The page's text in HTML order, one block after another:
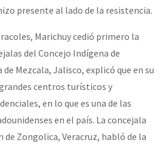
presente al lado de la resistencia.
Marichuy cedió primero la
del Concejo Indígena de
Mezcala, Jalisco, explicó que en su
centros turísticos y
en lo que es una de las
en el país. La concejala
de Zongolica, Veracruz, habló de la